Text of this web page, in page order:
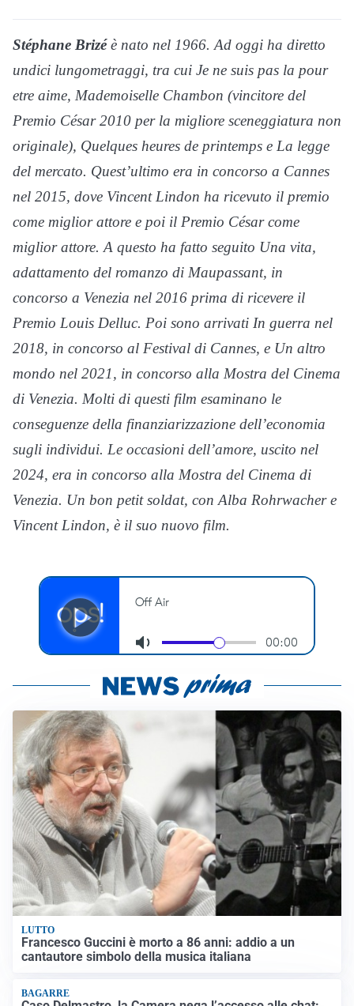
Stéphane Brizéè nato nel 1966. Ad oggi ha diretto
undici lungometraggi, tra cui Je ne suis pas la pour
etre aime, Mademoiselle Chambon (vincitore del
Premio César 2010 per la migliore sceneggiatura non
originale), Quelques heures de printemps e La legge
del mercato. Quest’ultimo era in concorso a Cannes
nel 2015, dove Vincent Lindon ha ricevuto il premio
come miglior attore e poi il Premio César come
miglior attore. A questo ha fatto seguito Una vita,
adattamento del romanzo di Maupassant, in
concorso a Venezia nel 2016 prima di ricevere il
Premio Louis Delluc. Poi sono arrivati In guerra nel
2018, in concorso al Festival di Cannes, e Un altro
mondo nel 2021, in concorso alla Mostra del Cinema
di Venezia. Molti di questi film esaminano le
conseguenze della finanziarizzazione dell’economia
sugli individui. Le occasioni dell’amore, uscito nel
2024, era in concorso alla Mostra del Cinema di
Venezia. Un bon petit soldat, con Alba Rohrwacher e
Vincent Lindon, è il suo nuovo film.
LUTTO
Francesco Guccini è morto a 86 anni: addio a un
cantautore simbolo della musica italiana
BAGARRE